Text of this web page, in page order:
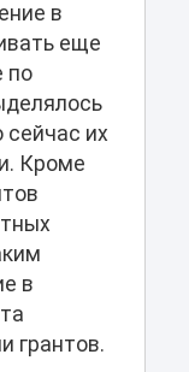
в
еще
по
сейчас их
Кроме
в
грантов.